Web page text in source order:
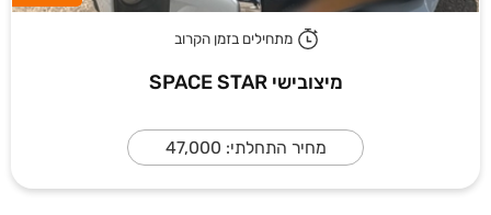
מתחילים בזמן הקרוב
מיצובישי SPACE STAR
מחיר התחלתי: 47,000